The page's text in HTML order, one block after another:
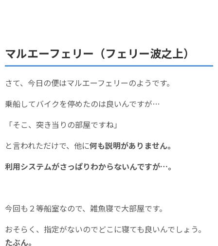
マルエーフェリー（フェリー波之上）
さて、今日の便はマルエーフェリーのようです。
乗船してバイクを停めたのは良いんですが…
「そこ、突き当りの部屋ですね」
と言われただけで、他に何も説明がありません。
利用システムがさっぱりわからないんですが…。
今回も２等船室なので、雑魚寝で大部屋です。
おそらく、指定がないのでどこに寝ても良いんでしょう。
たぶん。